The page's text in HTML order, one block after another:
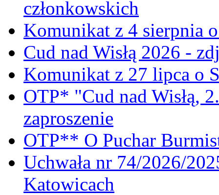
członkowskich
Komunikat z 4 sierpnia
Cud nad Wisłą 2026 -
Komunikat z 27 lipca o
OTP* "Cud nad Wisłą,
zaproszenie
OTP** O Puchar
Uchwała nr 74/2026/
Katowicach